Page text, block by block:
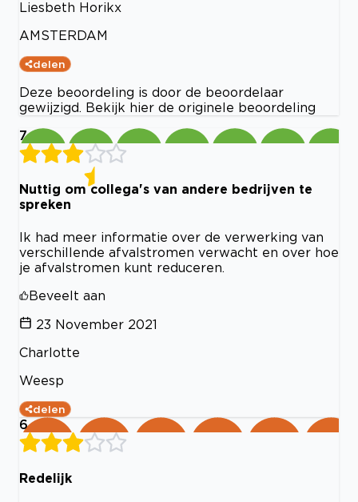
Liesbeth Horikx
AMSTERDAM
delen
Deze beoordeling is door de beoordelaar
gewijzigd. Bekijk hier de originele beoordeling
7
Nuttig om collega's van andere bedrijven te
spreken
Ik had meer informatie over de verwerking van
verschillende afvalstromen verwacht en over hoe
je afvalstromen kunt reduceren.
Beveelt aan
23 November 2021
Charlotte
Weesp
delen
6
Redelijk